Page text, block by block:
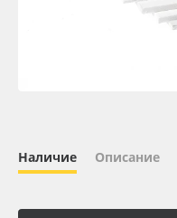
ПЭТ листовой
Наличие Описание